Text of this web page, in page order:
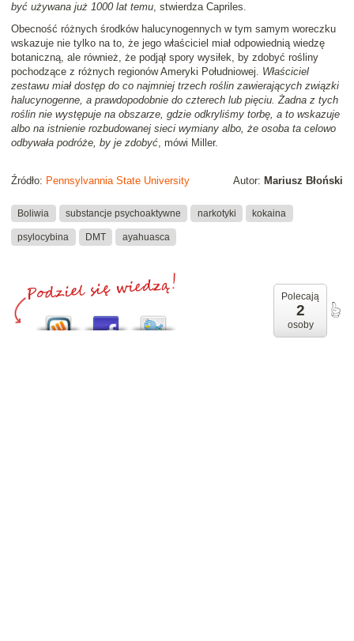
być używana już 1000 lat temu, stwierdza Capriles.
Obecność różnych środków halucynogennych w tym samym woreczku
wskazuje nie tylko na to, że jego właściciel miał odpowiednią wiedzę
botaniczną, ale również, że podjął spory wysiłek, by zdobyć rośliny
pochodzące z różnych regionów Ameryki Południowej. Właściciel
zestawu miał dostęp do co najmniej trzech roślin zawierających związki
halucynogenne, a prawdopodobnie do czterech lub pięciu. Żadna z tych
roślin nie występuje na obszarze, gdzie odkryliśmy torbę, a to wskazuje
albo na istnienie rozbudowanej sieci wymiany albo, że osoba ta celowo
odbywała podróże, by je zdobyć, mówi Miller.
Autor: Mariusz Błoński
Źródło: Pennsylvannia State University
Boliwia substancje psychoaktywne narkotyki kokaina
psylocybina DMT ayahuasca
Polecają
2
osoby